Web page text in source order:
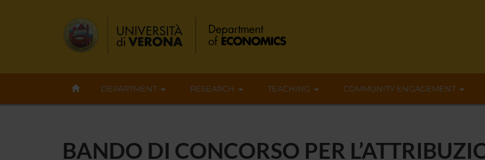
DEPARTMENT RESEARCH TEACHING COMMUNITY ENGAGEMENT
BANDO DI CONCORSO PER